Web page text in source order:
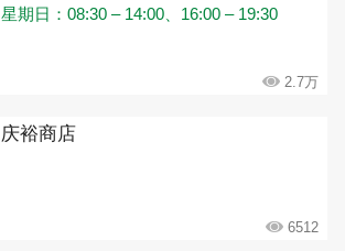
星期日：08:30 – 14:00、16:00 – 19:30
2.7万
庆裕商店
6512